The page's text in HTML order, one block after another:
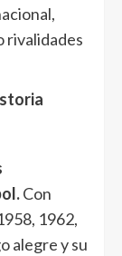
rivalidades
Con
1962,
alegre y su